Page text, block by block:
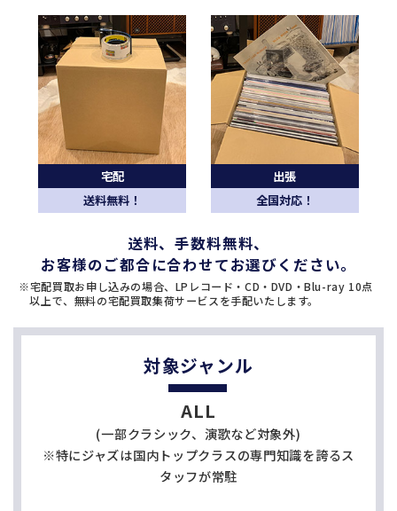
宅配
送料無料！
出張
全国対応！
送料、手数料無料、
お客様のご都合に合わせてお選びください。
※宅配買取お申し込みの場合、LPレコード・CD・DVD・Blu-ray 10点
以上で、 無料の宅配買取集荷サービスを手配いたします。
対象ジャンル
ALL
(一部クラシック、演歌など対象外)
※特にジャズは国内トップクラスの専門知識を誇るス
タッフが常駐